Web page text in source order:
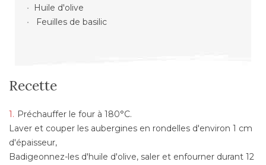
Huile d'olive
Feuilles de basilic
Recette
Préchauffer le four à 180°C.
Laver et couper les aubergines en rondelles d'environ 1 cm
d'épaisseur,
Badigeonnez-les d'huile d'olive, saler et enfourner durant 12